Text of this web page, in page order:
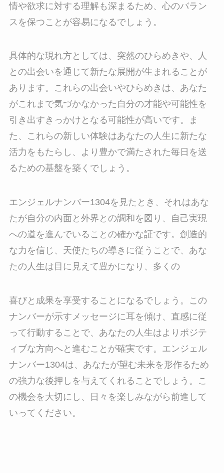
情や欲求に対する理解も深まるため、心のバラン
スを保つことが容易になるでしょう。
具体的な現れ方としては、突然のひらめきや、人
との出会いを通じて新たな展開が生まれることが
あります。これらの出会いやひらめきは、あなた
がこれまで気づかなかった自分の才能や可能性を
引き出すきっかけとなる可能性が高いです。ま
た、これらの新しい体験はあなたの人生に新たな
活力をもたらし、より豊かで満たされた毎日を送
るための基盤を築くでしょう。
エンジェルナンバー1304を見たとき、それはあな
たが自分の内面と外界との調和を図り、自己実現
への道を進んでいることの確かな証です。創造的
な力を信じ、天使たちの導きに従うことで、あな
たの人生は目に見えて豊かになり、多くの
喜びと成果を享受することになるでしょう。この
ナンバーが示すメッセージに耳を傾け、直感に従
って行動することで、あなたの人生はよりポジテ
ィブな方向へと進むことが確実です。エンジェル
ナンバー1304は、あなたが望む未来を形作るため
の強力な後押しを与えてくれることでしょう。こ
の機会を大切にし、日々を楽しみながら前進して
いってください。